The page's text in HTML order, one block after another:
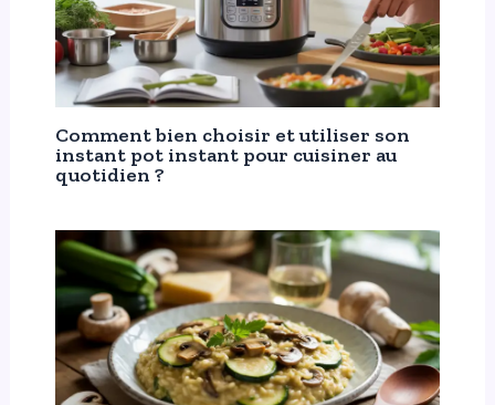
Comment bien choisir et utiliser son
instant pot instant pour cuisiner au
quotidien ?